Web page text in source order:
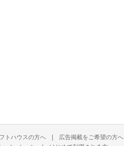
トハウスの方へ | 広告掲載をご希望の方へ